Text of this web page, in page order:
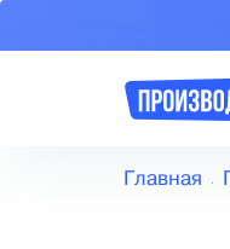
Главная